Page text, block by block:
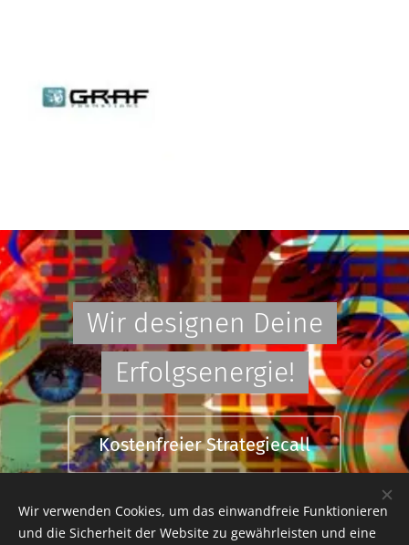
Wir designen Deine
Erfolgsenergie!
Kostenfreier Strategiecall
Wir verwenden Cookies, um das einwandfreie Funktionieren
und die Sicherheit der Website zu gewährleisten und eine